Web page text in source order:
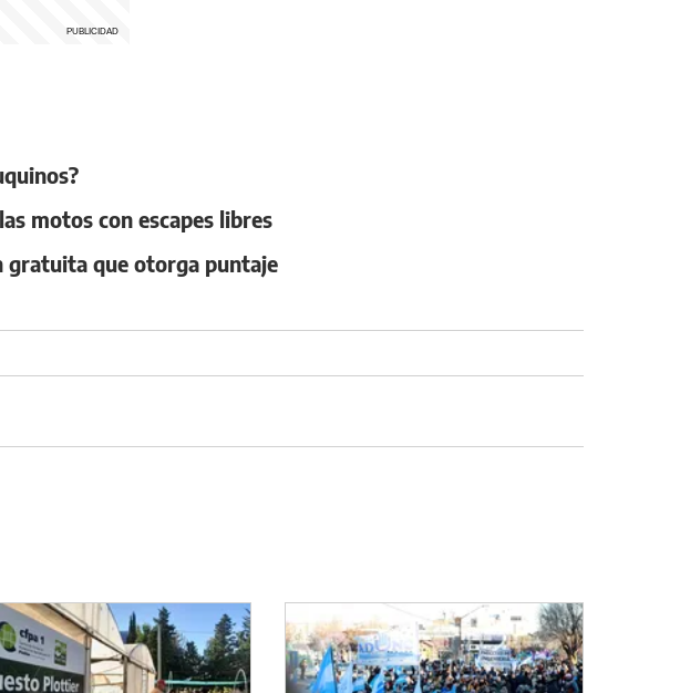
motos con escapes libres
gratuita que otorga puntaje